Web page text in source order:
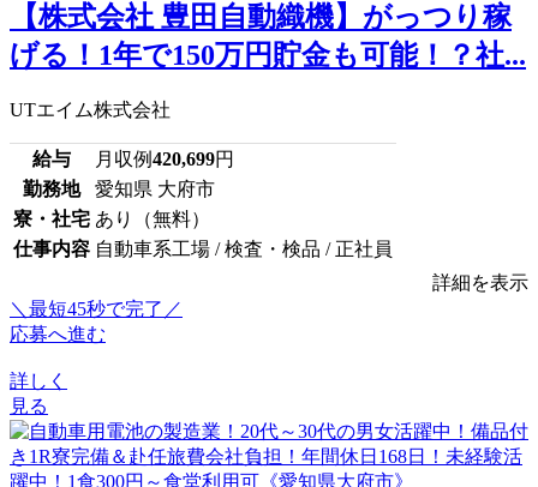
【株式会社 豊田自動織機】がっつり稼
げる！1年で150万円貯金も可能！？社...
UTエイム株式会社
給与 月収例420,699円
勤務地
愛知県 大府市
寮・社宅 あり（無料）
仕事内容 自動車系工場 / 検査・検品 / 正社員
詳細を表示
＼最短45秒で完了／
応募へ進む
詳しく
見る